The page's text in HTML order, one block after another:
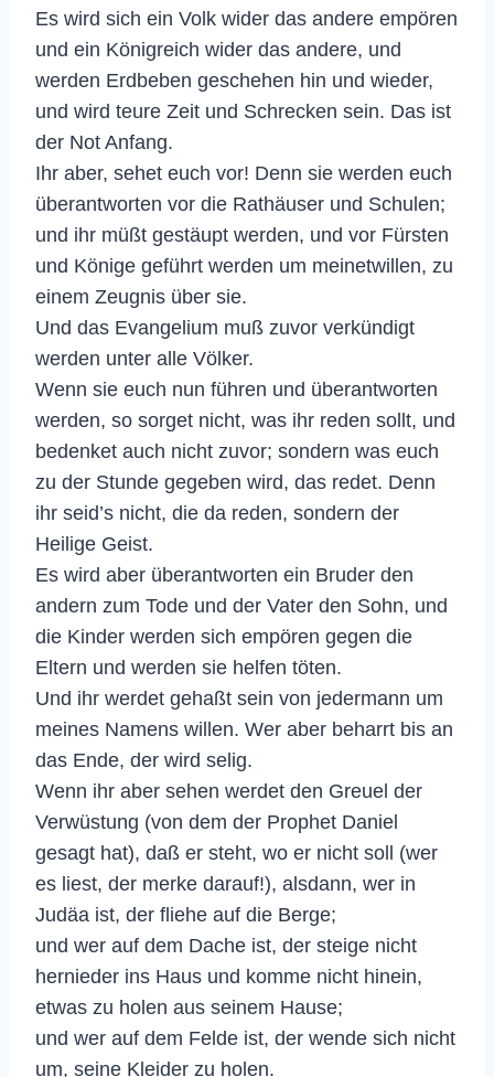
Es wird sich ein Volk wider das andere empören
und ein Königreich wider das andere, und
werden Erdbeben geschehen hin und wieder,
und wird teure Zeit und Schrecken sein. Das ist
der Not Anfang.
Ihr aber, sehet euch vor! Denn sie werden euch
überantworten vor die Rathäuser und Schulen;
und ihr müßt gestäupt werden, und vor Fürsten
und Könige geführt werden um meinetwillen, zu
einem Zeugnis über sie.
Und das Evangelium muß zuvor verkündigt
werden unter alle Völker.
Wenn sie euch nun führen und überantworten
werden, so sorget nicht, was ihr reden sollt, und
bedenket auch nicht zuvor; sondern was euch
zu der Stunde gegeben wird, das redet. Denn
ihr seid’s nicht, die da reden, sondern der
Heilige Geist.
Es wird aber überantworten ein Bruder den
andern zum Tode und der Vater den Sohn, und
die Kinder werden sich empören gegen die
Eltern und werden sie helfen töten.
Und ihr werdet gehaßt sein von jedermann um
meines Namens willen. Wer aber beharrt bis an
das Ende, der wird selig.
Wenn ihr aber sehen werdet den Greuel der
Verwüstung (von dem der Prophet Daniel
gesagt hat), daß er steht, wo er nicht soll (wer
es liest, der merke darauf!), alsdann, wer in
Judäa ist, der fliehe auf die Berge;
und wer auf dem Dache ist, der steige nicht
hernieder ins Haus und komme nicht hinein,
etwas zu holen aus seinem Hause;
und wer auf dem Felde ist, der wende sich nicht
um, seine Kleider zu holen.